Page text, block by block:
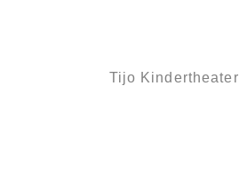
Tijo Kindertheater